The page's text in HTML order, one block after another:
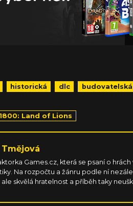
historická dlc budovatelská
Land of Lions
Tmějová
Games.cz, která se psaní o
Na rozpočtu a žánru podle ní
ale skvělá hratelnost a příběh taky